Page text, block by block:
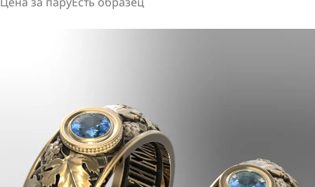
Цена за паруЕсть образец